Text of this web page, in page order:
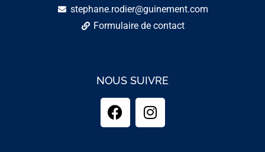
stephane.rodier@guinement.com
Formulaire de contact
NOUS SUIVRE